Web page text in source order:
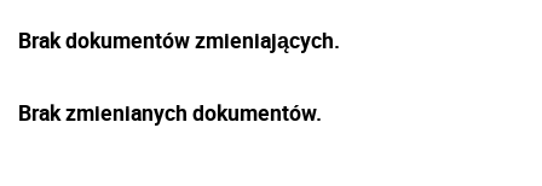
Brak dokumentów zmieniających.
Brak zmienianych dokumentów.